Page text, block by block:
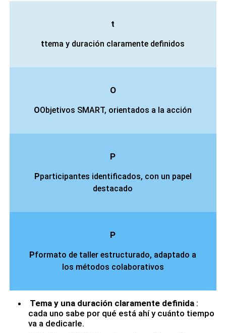
t
ttema y duración claramente definidos
O
OObjetivos SMART, orientados a la acción
P
Pparticipantes identificados, con un papel
destacado
P
Pformato de taller estructurado, adaptado a
los métodos colaborativos
Tema y una duración claramente definida:
cada uno sabe por qué está ahí y cuánto tiempo
va a dedicarle.